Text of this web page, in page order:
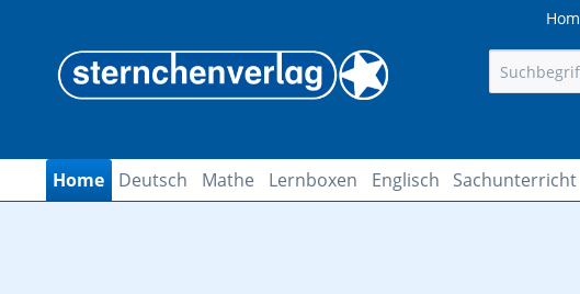
Home Deutsch Mathe Lernboxen Englisch Sachunterricht